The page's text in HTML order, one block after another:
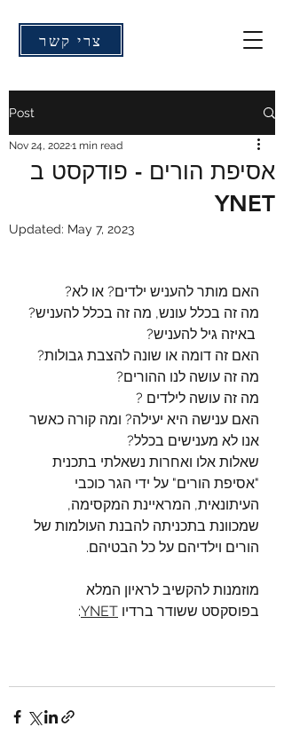
צרי קשר
Post
אסיפת הורים - פודקסט ב
YNET
Nov 24, 20221 min read
Updated: May 7, 2023
האם מותר להעניש ילדים? או לא?
מה זה בכלל עונש, מה זה בכלל להעניש?
באיזה גיל להעניש?
האם זה דומה או שונה להצבת גבולות?
מה זה עושה לנו ההורים?
מה זה עושה לילדים ?
האם ענישה היא יעילה? ומה קורה כאשר
אנו לא מענישים בכלל?
שאלות אלו ואחרות נשאלתי בתכנית
"אסיפת הורים" על ידי הגר כוכבי
העיתונאית, המראיינת המקסימה,
שמכוונת בתכניתה להבנת העולמות של
הורים וילדיהם על כל הבטיהם.
מוזמנות להקשיב לראיון המלא
בפוסקסט ששודר ברדיו YNET
: